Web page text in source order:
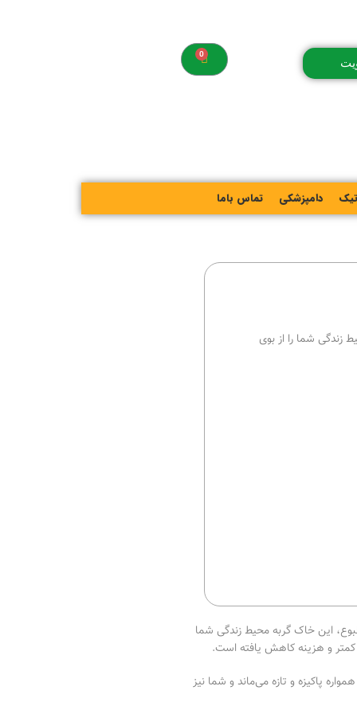
دامپزشکی تماس باما
زندگی شما را از بوی
این خاک گربه محیط زندگی شما
پاکیزه و تازه می‌ماند و شما نیز